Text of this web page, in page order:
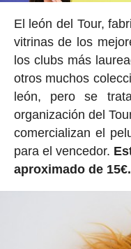
El león del Tour,
vitrinas de los
los clubs más
otros muchos
león, pero se
organización del
comercializan el
para el vencedor.
aproximado de 15€.